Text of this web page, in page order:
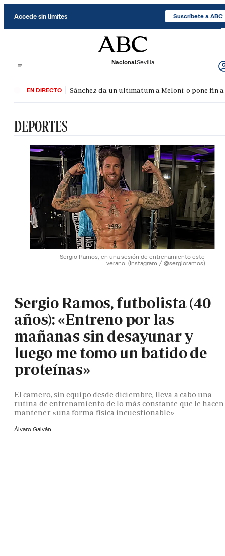
Accede sin límites Suscríbete a ABC
NacionalSevilla
EN DIRECTO Sánchez da un ultimatum a Meloni: o pone fin
DEPORTES
Sergio Ramos, en una sesión de entrenamiento este
verano. (Instagram / @sergioramos)
Sergio Ramos, futbolista (40
años): «Entreno por las
mañanas sin desayunar y
luego me tomo un batido de
proteínas»
El camero, sin equipo desde diciembre, lleva a cabo una
rutina de entrenamiento de lo más constante que le hacen
mantener «una forma física incuestionable»
Álvaro Galván